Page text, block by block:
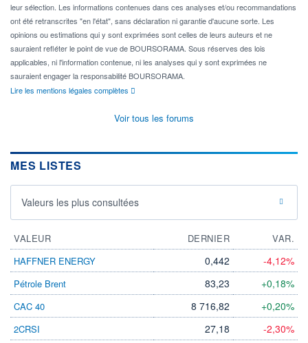
leur sélection. Les informations contenues dans ces analyses et/ou recommandations
ont été retranscrites "en l'état", sans déclaration ni garantie d'aucune sorte. Les
opinions ou estimations qui y sont exprimées sont celles de leurs auteurs et ne
sauraient refléter le point de vue de BOURSORAMA. Sous réserves des lois
applicables, ni l'information contenue, ni les analyses qui y sont exprimées ne
sauraient engager la responsabilité BOURSORAMA.
Lire les mentions légales complètes
Voir tous les forums
MES LISTES
Valeurs les plus consultées
VALEUR DERNIER
VAR.
HAFFNER ENERGY
0,442 -4,12%
Pétrole Brent 83,23 +0,18%
CAC 40 8 716,82 +0,20%
2CRSI 27,18 -2,30%